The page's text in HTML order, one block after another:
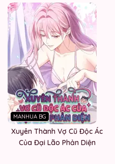
MANHUA BG
Xuyên Thành Vợ Cũ Độc Ác
Của Đại Lão Phản Diện